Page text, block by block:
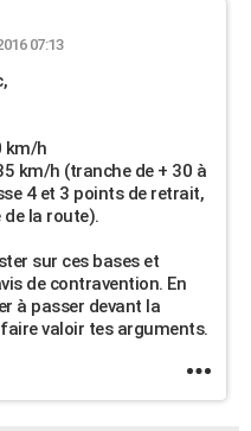
07:13
km/h
km/h (tranche de + 30 à
4 et 3 points de retrait,
de la route).
sur ces bases et
de contravention. En
à passer devant la
valoir tes arguments.